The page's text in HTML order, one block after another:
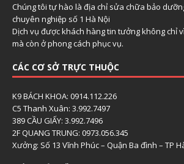
Chúng tôi tự hào là địa chỉ sửa chữa bảo
chuyên nghiệp số 1 Hà Nội
Dịch vụ được khách hàng tin tưởng không chỉ
mà còn ở phong cách phục vụ.
CÁC CƠ SỞ TRỰC THUỘC
K9 BÁCH KHOA: 0914.112.226
C5 Thanh Xuân: 3.992.7497
389 CẦU GIẤY: 3.992.7496
2F QUANG TRUNG: 0973.056.345
Xưởng: Số 13 Vĩnh Phúc – Quận Ba đình – TP